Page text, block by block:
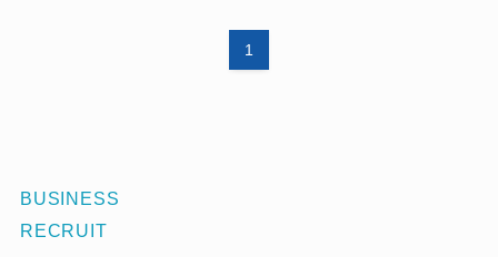
1
BUSINESS
RECRUIT